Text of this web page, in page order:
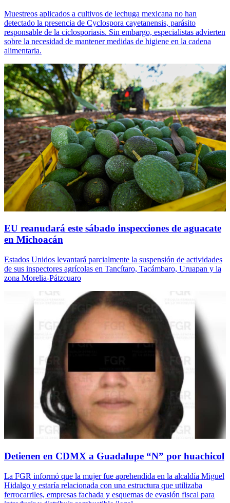
Muestreos aplicados a cultivos de lechuga mexicana no han
detectado la presencia de Cyclospora cayetanensis, parásito
responsable de la ciclosporiasis. Sin embargo, especialistas advierten
sobre la necesidad de mantener medidas de higiene en la cadena
alimentaria.
EU reanudará este sábado inspecciones de aguacate
en Michoacán
Estados Unidos levantará parcialmente la suspensión de actividades
de sus inspectores agrícolas en Tancítaro, Tacámbaro, Uruapan y la
zona Morelia-Pátzcuaro
Detienen en CDMX a Guadalupe “N” por huachicol
La FGR informó que la mujer fue aprehendida en la alcaldía Miguel
Hidalgo y estaría relacionada con una estructura que utilizaba
ferrocarriles, empresas fachada y esquemas de evasión fiscal para